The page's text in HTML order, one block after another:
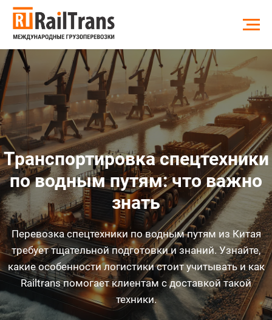
Транспортировка спецтехники
по водным путям: что важно
знать
Перевозка спецтехники по водным путям из Китая
требует тщательной подготовки и знаний. Узнайте,
какие особенности логистики стоит учитывать и как
Railtrans помогает клиентам с доставкой такой
техники.